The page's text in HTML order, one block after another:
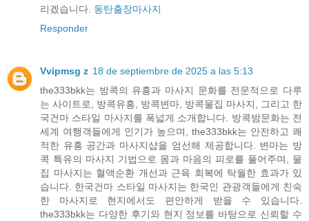
리겠습니다. 동탄출장마사지
Responder
Vvipmsg z 18 de septiembre de 2025 a las 5:13
the333bkk는 방콕의 유흥과 마사지 문화를 전문적으로 다루
는 사이트로, 방콕유흥, 방콕변마, 방콕물집 마사지, 그리고 한
국건마 스타일 마사지를 폭넓게 소개합니다. 방콕밤문화는 전
세계 여행객들에게 인기가 높으며, the333bkk는 안전하고 쾌
적한 유흥 공간과 마사지샵을 엄선해 제공합니다. 변마는 방
콕 특유의 마사지 기법으로 몸과 마음의 피로를 풀어주며, 물
집 마사지는 혈액순환 개선과 근육 회복에 탁월한 효과가 있
습니다. 한국건마 스타일 마사지는 한국인 관광객들에게 친숙
한 마사지로 현지에서도 편안하게 받을 수 있습니다.
the333bkk는 다양한 후기와 현지 정보를 바탕으로 신뢰할 수